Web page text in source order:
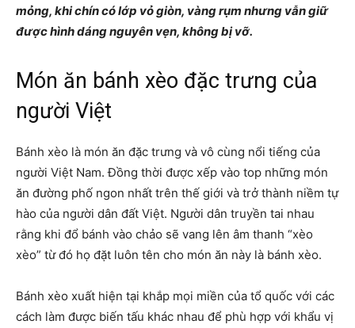
mỏng, khi chín có lớp vỏ giòn, vàng rụm nhưng vẫn giữ
được hình dáng nguyên vẹn, không bị vỡ.
Món ăn bánh xèo đặc trưng của
người Việt
Bánh xèo là món ăn đặc trưng và vô cùng nổi tiếng của
người Việt Nam. Đồng thời được xếp vào top những món
ăn đường phố ngon nhất trên thế giới và trở thành niềm tự
hào của người dân đất Việt. Người dân truyền tai nhau
rằng khi đổ bánh vào chảo sẽ vang lên âm thanh “xèo
xèo” từ đó họ đặt luôn tên cho món ăn này là bánh xèo.
Bánh xèo xuất hiện tại khắp mọi miền của tổ quốc với các
cách làm được biến tấu khác nhau để phù hợp với khẩu vị